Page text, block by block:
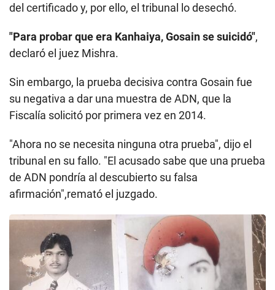
del certificado y, por ello, el tribunal lo desechó.
"Para probar que era Kanhaiya, Gosain se suicidó",
declaró el juez Mishra.
Sin embargo, la prueba decisiva contra Gosain fue
su negativa a dar una muestra de ADN, que la
Fiscalía solicitó por primera vez en 2014.
"Ahora no se necesita ninguna otra prueba", dijo el
tribunal en su fallo. "El acusado sabe que una prueba
de ADN pondría al descubierto su falsa
afirmación",remató el juzgado.